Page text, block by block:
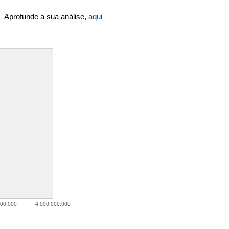
Aprofunde a sua análise, aqui
4.000.000.000